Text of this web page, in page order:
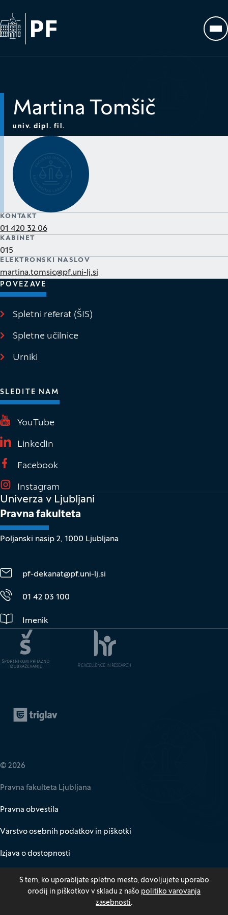
S tem, ko uporabljate spletno mesto, dovoljujete uporabo
orodij in piškotkov v skladu z našo politiko varovanja
zasebnosti.
Na začetno stran
Martina Tomšič
univ. dipl. fil.
KONTAKT
01 420 32 06
KABINET
015
ELEKTRONSKI NASLOV
martina.tomsic@pf.uni-lj.si
POVEZAVE
Spletni referat (ŠIS)
Spletne učilnice
Urniki
SLEDITE NAM
YouTube
LinkedIn
Facebook
Instagram
Univerza v Ljubljani
Pravna fakulteta
Poljanski nasip 2, 1000 Ljubljana
pf-dekanat@pf.uni-lj.si
01 42 03 100
Imenik
© 2026
Pravna fakulteta Ljubljana
Pravna obvestila
Varstvo osebnih podatkov in piškotki
Izjava o dostopnosti
Za medije